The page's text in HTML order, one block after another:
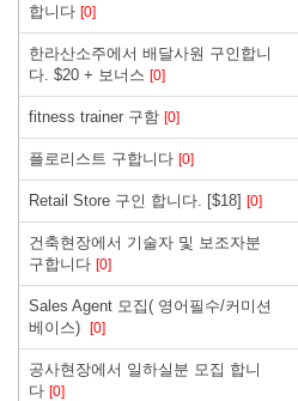
합니다 [0]
한라산소주에서 배달사원 구인합니
다. $20 + 보너스 [0]
fitness trainer 구함 [0]
플로리스트 구합니다 [0]
Retail Store 구인 합니다. [$18] [0]
건축현장에서 기술자 및 보조자분
구합니다 [0]
Sales Agent 모집( 영어필수/커미션
베이스) [0]
공사현장에서 일하실분 모집 합니
다 [0]